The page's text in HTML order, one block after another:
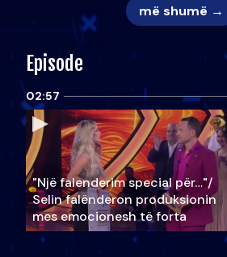
më shumë →
Episode
02:57
"Një falenderim special për…"/
Selin falënderon produksionin
mes emocionesh të forta